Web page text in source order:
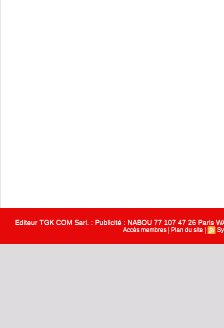
Editeur TGK COM Sarl. : Publicité : NABOU 77 107 47 26 Paris
Accès membres Plan du site